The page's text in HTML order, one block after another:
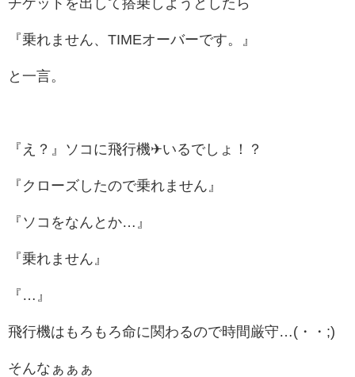
チケットを出して搭乗しようとしたら
『乗れません、TIMEオーバーです。』
と一言。
『え？』ソコに飛行機✈いるでしょ！？
『クローズしたので乗れません』
『ソコをなんとか…』
『乗れません』
『…』
飛行機はもろもろ命に関わるので時間厳守…(・・;)
そんなぁぁぁ